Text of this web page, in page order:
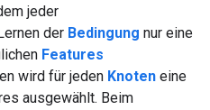
jeder
der Bedingung nur eine
Features
wird für jeden Knoten eine
ausgewählt. Beim